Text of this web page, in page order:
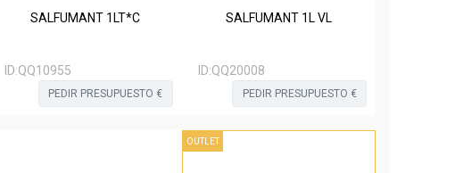
SALFUMANT 1LT*C
ID:QQ10955
PEDIR PRESUPUESTO €
SALFUMANT 1L VL
ID:QQ20008
PEDIR PRESUPUESTO €
OUTLET